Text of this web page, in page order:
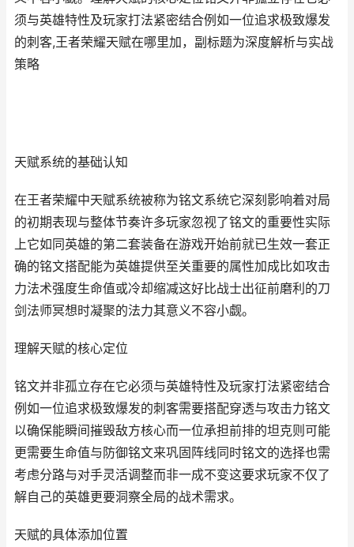
须与英雄特性及玩家打法紧密结合例如一位追求极致爆发
的刺客,王者荣耀天赋在哪里加，副标题为深度解析与实战
策略
天赋系统的基础认知
在王者荣耀中天赋系统被称为铭文系统它深刻影响着对局
的初期表现与整体节奏许多玩家忽视了铭文的重要性实际
上它如同英雄的第二套装备在游戏开始前就已生效一套正
确的铭文搭配能为英雄提供至关重要的属性加成比如攻击
力法术强度生命值或冷却缩减这好比战士出征前磨利的刀
剑法师冥想时凝聚的法力其意义不容小觑。
理解天赋的核心定位
铭文并非孤立存在它必须与英雄特性及玩家打法紧密结合
例如一位追求极致爆发的刺客需要搭配穿透与攻击力铭文
以确保能瞬间摧毁敌方核心而一位承担前排的坦克则可能
更需要生命值与防御铭文来巩固阵线同时铭文的选择也需
考虑分路与对手灵活调整而非一成不变这要求玩家不仅了
解自己的英雄更要洞察全局的战术需求。
天赋的具体添加位置